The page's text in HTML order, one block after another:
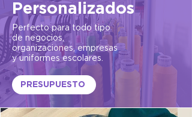
Personalizados
Perfecto para todo tipo
de negocios,
organizaciones, empresas
y uniformes escolares.
PRESUPUESTO